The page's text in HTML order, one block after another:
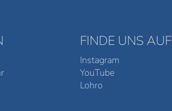
FINDE UNS AUF
Instagram
YouTube
Lohro